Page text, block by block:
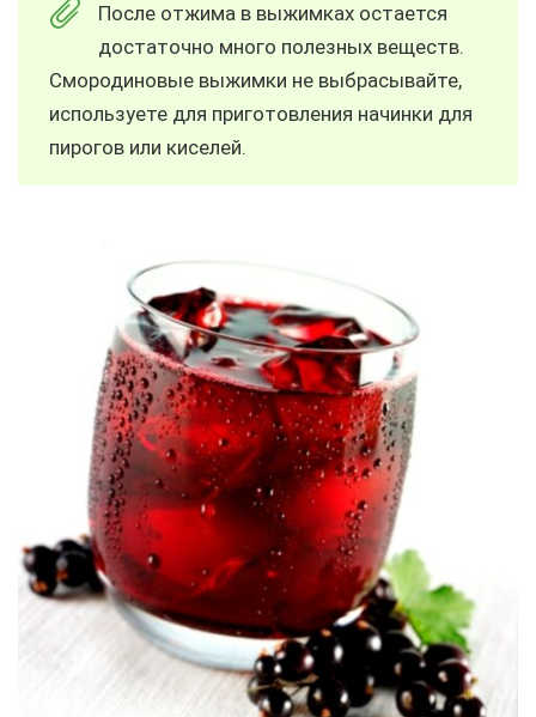
После отжима в выжимках остается
достаточно много полезных веществ.
Смородиновые выжимки не выбрасывайте,
используете для приготовления начинки для
пирогов или киселей.